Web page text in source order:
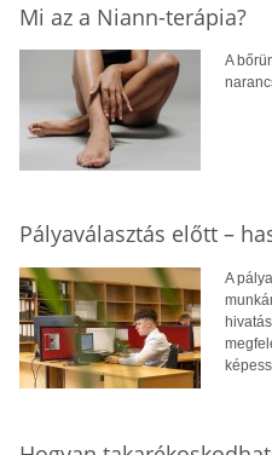
Mi az a Niann-terápia?
A
Pályaválasztás előtt –
A